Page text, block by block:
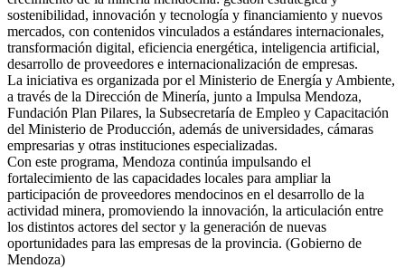
sostenibilidad, innovación y tecnología y financiamiento y nuevos
mercados, con contenidos vinculados a estándares internacionales,
transformación digital, eficiencia energética, inteligencia artificial,
desarrollo de proveedores e internacionalización de empresas.
La iniciativa es organizada por el Ministerio de Energía y Ambiente,
a través de la Dirección de Minería, junto a Impulsa Mendoza,
Fundación Plan Pilares, la Subsecretaría de Empleo y Capacitación
del Ministerio de Producción, además de universidades, cámaras
empresarias y otras instituciones especializadas.
Con este programa, Mendoza continúa impulsando el
fortalecimiento de las capacidades locales para ampliar la
participación de proveedores mendocinos en el desarrollo de la
actividad minera, promoviendo la innovación, la articulación entre
los distintos actores del sector y la generación de nuevas
oportunidades para las empresas de la provincia. (Gobierno de
Mendoza)